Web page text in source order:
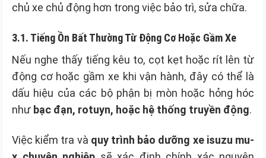
chủ xe chủ động hơn trong việc bảo trì, sửa chữa.
3.1. Tiếng Ồn Bất Thường Từ Động Cơ Hoặc Gầm Xe
Nếu nghe thấy tiếng kêu to, cọt kẹt hoặc rít lên từ
động cơ hoặc gầm xe khi vận hành, đây có thể là
dấu hiệu của các bộ phận bị mòn hoặc hỏng hóc
như bạc đạn, rotuyn, hoặc hệ thống truyền động.
Việc kiểm tra và quy trình bảo dưỡng xe isuzu mu-